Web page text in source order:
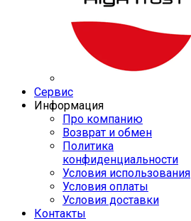
Сервис
Информация
Про компанию
Возврат и обмен
Политика
конфиденциальности
Условия использования
Условия оплаты
Условия доставки
Контакты